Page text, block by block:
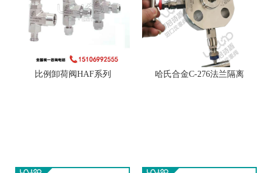
比例卸荷阀HAF系列 哈氏合金C-276法兰隔离